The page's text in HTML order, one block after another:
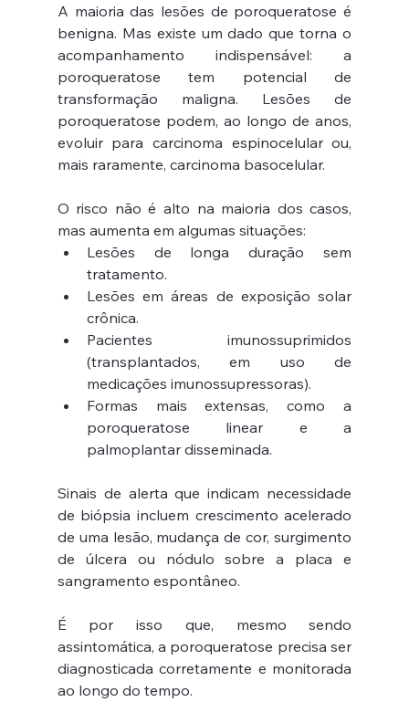
A maioria das lesões de poroqueratose é
benigna. Mas existe um dado que torna o
acompanhamento indispensável: a
poroqueratose tem potencial de
transformação maligna. Lesões de
poroqueratose podem, ao longo de anos,
evoluir para carcinoma espinocelular ou,
mais raramente, carcinoma basocelular.
O risco não é alto na maioria dos casos,
mas aumenta em algumas situações:
Lesões de longa duração sem
tratamento.
Lesões em áreas de exposição solar
crônica.
Pacientes imunossuprimidos
(transplantados, em uso de
medicações imunossupressoras).
Formas mais extensas, como a
poroqueratose linear e a
palmoplantar disseminada.
Sinais de alerta que indicam necessidade
de biópsia incluem crescimento acelerado
de uma lesão, mudança de cor, surgimento
de úlcera ou nódulo sobre a placa e
sangramento espontâneo.
É por isso que, mesmo sendo
assintomática, a poroqueratose precisa ser
diagnosticada corretamente e monitorada
ao longo do tempo.